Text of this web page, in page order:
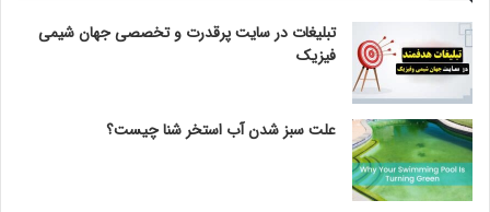
تبلیغات در سایت پرقدرت و تخصصی جهان شیمی
فیزیک
علت سبز شدن آب استخر شنا چیست؟